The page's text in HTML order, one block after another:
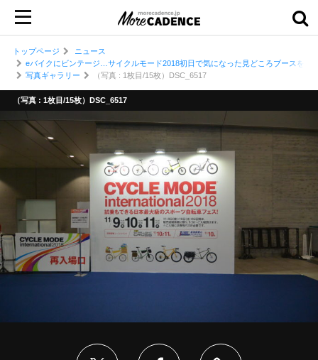
トップページ
ニュース
eバイクにビンテージ…サイクルモード2018初日で気になった見どころブースを一
写真ギャラリー
（写真 : 1枚目/15枚）DSC_6517
（写真 : 1枚目/15枚）DSC_6517